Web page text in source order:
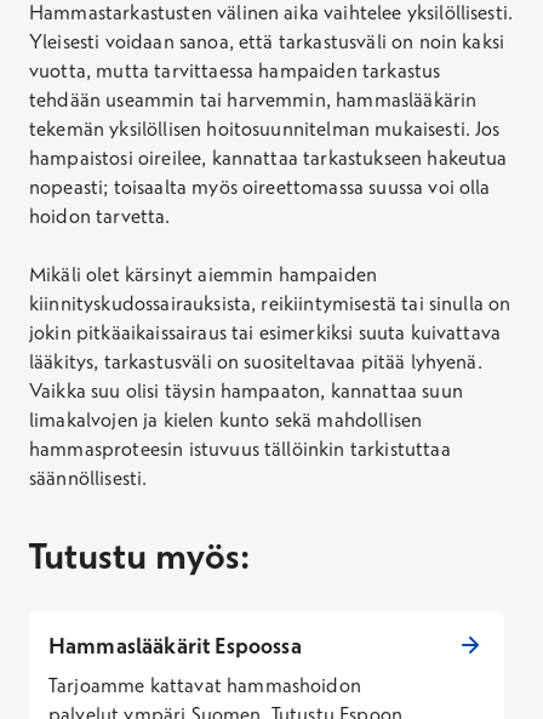
Hammastarkastusten välinen aika vaihtelee yksilöllisesti.
Yleisesti voidaan sanoa, että tarkastusväli on noin kaksi
vuotta, mutta tarvittaessa hampaiden tarkastus
tehdään useammin tai harvemmin, hammaslääkärin
tekemän yksilöllisen hoitosuunnitelman mukaisesti. Jos
hampaistosi oireilee, kannattaa tarkastukseen hakeutua
nopeasti; toisaalta myös oireettomassa suussa voi olla
hoidon tarvetta.
Mikäli olet kärsinyt aiemmin hampaiden
kiinnityskudossairauksista, reikiintymisestä tai sinulla on
jokin pitkäaikaissairaus tai esimerkiksi suuta kuivattava
lääkitys, tarkastusväli on suositeltavaa pitää lyhyenä.
Vaikka suu olisi täysin hampaaton, kannattaa suun
limakalvojen ja kielen kunto sekä mahdollisen
hammasproteesin istuvuus tällöinkin tarkistuttaa
säännöllisesti.
Tutustu myös:
Hammaslääkärit Espoossa
Tarjoamme kattavat hammashoidon
palvelut ympäri Suomen. Tutustu Espoon